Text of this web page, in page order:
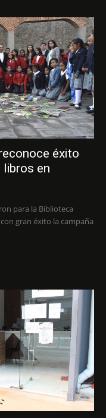
éxito
libros en
para la Biblioteca